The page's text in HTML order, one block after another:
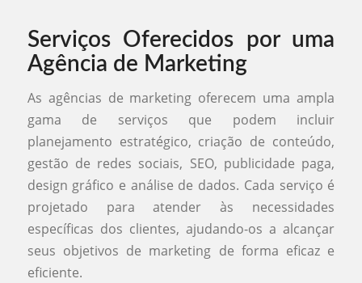
Serviços Oferecidos por uma
Agência de Marketing
As agências de marketing oferecem uma ampla
gama de serviços que podem incluir
planejamento estratégico, criação de conteúdo,
gestão de redes sociais, SEO, publicidade paga,
design gráfico e análise de dados. Cada serviço é
projetado para atender às necessidades
específicas dos clientes, ajudando-os a alcançar
seus objetivos de marketing de forma eficaz e
eficiente.